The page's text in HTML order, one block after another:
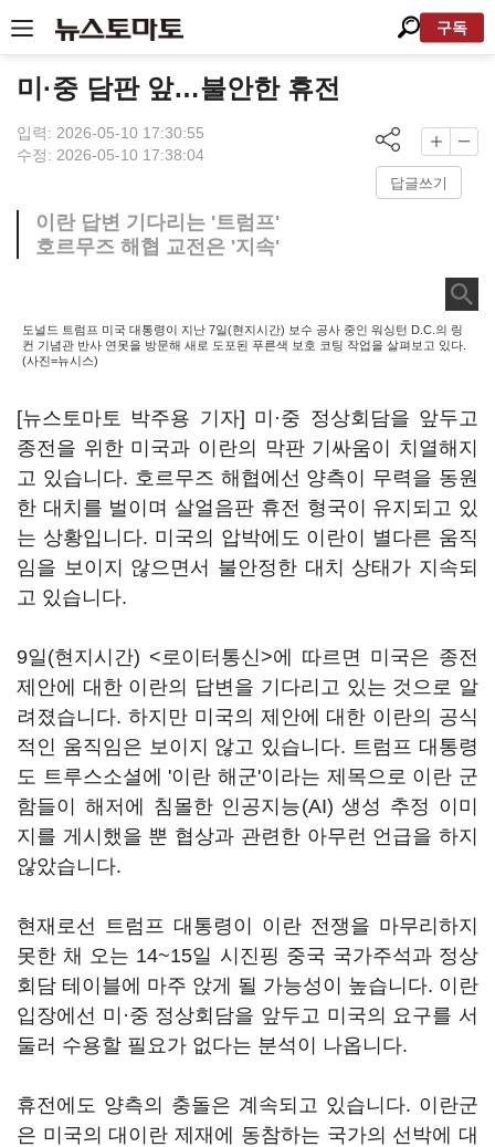
구독
미·중 담판 앞…불안한 휴전
입력: 2026-05-10 17:30:55
수정: 2026-05-10 17:38:04
답글쓰기
이란 답변 기다리는 '트럼프'
호르무즈 해협 교전은 '지속'
도널드 트럼프 미국 대통령이 지난 7일(현지시간) 보수 공사 중인 워싱턴 D.C.의 링
컨 기념관 반사 연못을 방문해 새로 도포된 푸른색 보호 코팅 작업을 살펴보고 있다.
(사진=뉴시스)
[뉴스토마토 박주용 기자] 미·중 정상회담을 앞두고
종전을 위한 미국과 이란의 막판 기싸움이 치열해지
고 있습니다. 호르무즈 해협에선 양측이 무력을 동원
한 대치를 벌이며 살얼음판 휴전 형국이 유지되고 있
는 상황입니다. 미국의 압박에도 이란이 별다른 움직
임을 보이지 않으면서 불안정한 대치 상태가 지속되
고 있습니다.
9일(현지시간) <로이터통신>에 따르면 미국은 종전
제안에 대한 이란의 답변을 기다리고 있는 것으로 알
려졌습니다. 하지만 미국의 제안에 대한 이란의 공식
적인 움직임은 보이지 않고 있습니다. 트럼프 대통령
도 트루스소셜에 '이란 해군'이라는 제목으로 이란 군
함들이 해저에 침몰한 인공지능(AI) 생성 추정 이미
지를 게시했을 뿐 협상과 관련한 아무런 언급을 하지
않았습니다.
현재로선 트럼프 대통령이 이란 전쟁을 마무리하지
못한 채 오는 14~15일 시진핑 중국 국가주석과 정상
회담 테이블에 마주 앉게 될 가능성이 높습니다. 이란
입장에선 미·중 정상회담을 앞두고 미국의 요구를 서
둘러 수용할 필요가 없다는 분석이 나옵니다.
휴전에도 양측의 충돌은 계속되고 있습니다. 이란군
은 미국의 대이란 제재에 동참하는 국가의 선박에 대